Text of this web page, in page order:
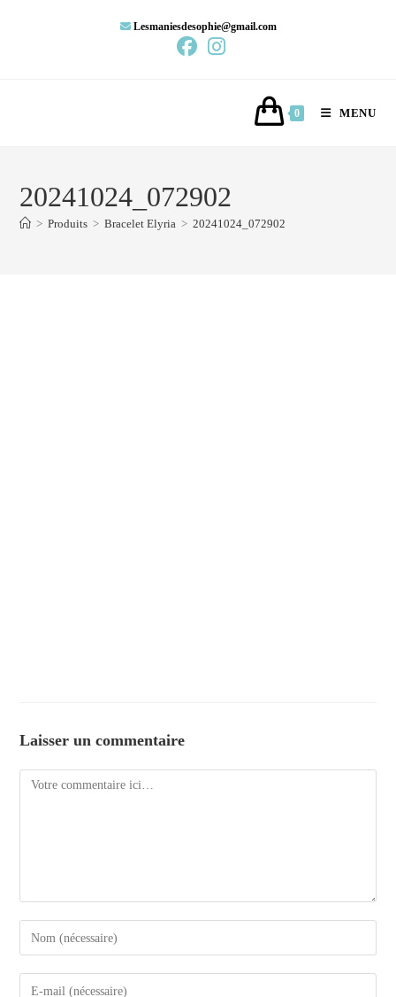
Lesmaniesdesophie@gmail.com
0 MENU
20241024_072902
> Produits > Bracelet Elyria > 20241024_072902
Laisser un commentaire